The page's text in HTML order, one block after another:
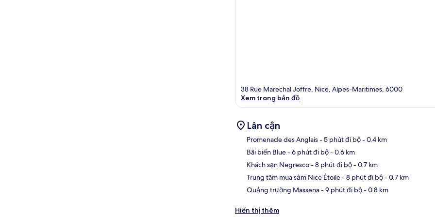
38 Rue Marechal Joffre, Nice, Alpes-Maritimes, 6000
Xem trong bản đồ
Lân cận
Promenade des Anglais- 5 phút đi bộ- 0.4 km
Bãi biển Blue- 6 phút đi bộ- 0.6 km
Khách sạn Negresco- 8 phút đi bộ- 0.7 km
Trung tâm mua sắm Nice Étoile- 8 phút đi bộ- 0.7 km
Quảng trường Massena- 9 phút đi bộ- 0.8 km
Hiển thị thêm